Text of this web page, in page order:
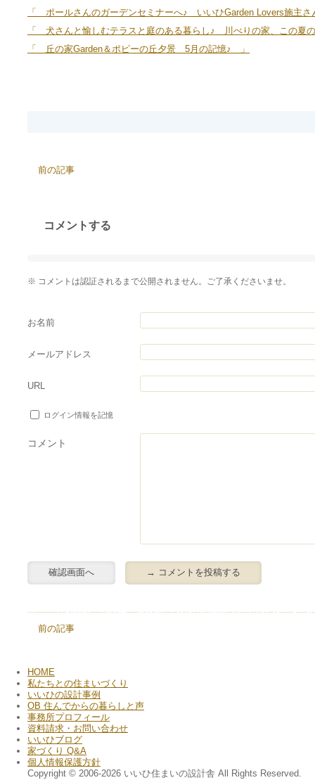
「 ポールさんのガーデンセミナーへ♪＿いいひGarden Lovers施主
「 犬さんと愉しむテラスと庭のある暮らし♪＿川べりの家、この夏
「 丘の家Garden＆ポピーの丘夕景＿5月の記憶♪ 」
前の記事
コメントする
※ コメントは認証されるまで公開されません。ご了承くださいませ。
お名前
メールアドレス
URL
ログイン情報を記憶
コメント
前の記事
HOME
私たちとの住まいづくり
いいひの設計事例
OB 住んでからの暮らしと声
事務所プロフィール
資料請求・お問い合わせ
いいひブログ
家づくり Q&A
個人情報保護方針
Copyright © 2006-2026 いいひ住まいの設計舎 All Rights Reserved.